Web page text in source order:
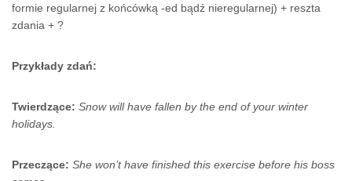
formie regularnej z końcówką -ed bądź nieregularnej) + reszta
zdania + ?
Przykłady zdań:
Twierdzące: Snow will have fallen by the end of your winter
holidays.
Przeczące: She won’t have finished this exercise before his boss